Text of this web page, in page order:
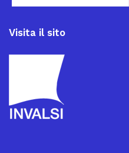
Visita il sito